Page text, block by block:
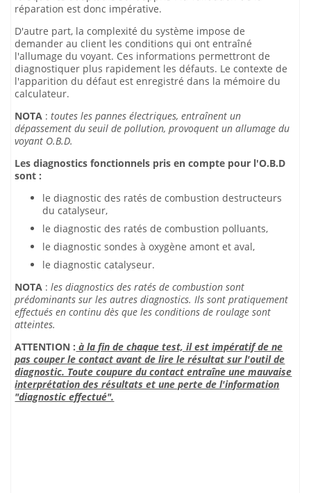
réparation est donc impérative.
D'autre part, la complexité du système impose de
demander au client les conditions qui ont entraîné
l'allumage du voyant. Ces informations permettront de
diagnostiquer plus rapidement les défauts. Le contexte de
l'apparition du défaut est enregistré dans la mémoire du
calculateur.
NOTA :toutes les pannes électriques, entraînent un
dépassement du seuil de pollution, provoquent un allumage du
voyant O.B.D.
Les diagnostics fonctionnels pris en compte pour l'O.B.D
sont :
le diagnostic des ratés de combustion destructeurs
du catalyseur,
le diagnostic des ratés de combustion polluants,
le diagnostic sondes à oxygène amont et aval,
le diagnostic catalyseur.
NOTA :les diagnostics des ratés de combustion sont
prédominants sur les autres diagnostics. Ils sont pratiquement
effectués en continu dès que les conditions de roulage sont
atteintes.
ATTENTION : à la fin de chaque test, il est impératif de ne
pas couper le contact avant de lire le résultat sur l'outil de
diagnostic. Toute coupure du contact entraîne une mauvaise
interprétation des résultats et une perte de l'information
"diagnostic effectué".